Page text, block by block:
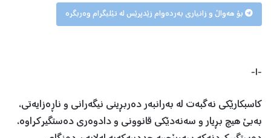
بۆ هەواڵ و زانیاری بەردەوام زێدپرێس لە تێلیگرام وەربگرە
-١-
کاسبکارێکی نەگبەت لە بەرانبەر دەربڕینی نیگەرانی و ناڕەزایەتی،
بەبێ هیچ بڕیار و سەنەدێکی قانوونی و دادوەری دەستگیرکراوە،